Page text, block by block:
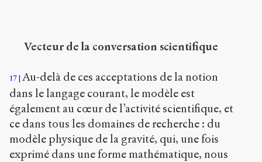
Vecteur de la conversation scientifique
17 Au-delà de ces acceptations de la notion
dans le langage courant, le modèle est
également au cœur de l’activité scientifique, et
ce dans tous les domaines de recherche : du
modèle physique de la gravité, qui, une fois
exprimé dans une forme mathématique, nous